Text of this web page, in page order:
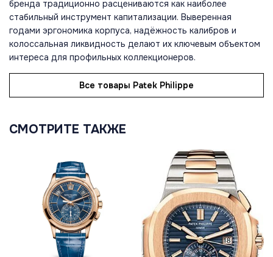
бренда традиционно расцениваются как наиболее
стабильный инструмент капитализации. Выверенная
годами эргономика корпуса, надёжность калибров и
колоссальная ликвидность делают их ключевым объектом
интереса для профильных коллекционеров.
Все товары Patek Philippe
СМОТРИТЕ ТАКЖЕ